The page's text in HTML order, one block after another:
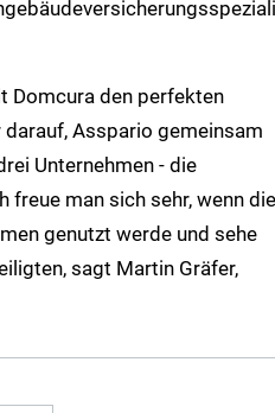
Domcura den perfekten
Asspario gemeinsam
Unternehmen - die
freue man sich sehr, wenn
genutzt werde und sehe
sagt Martin Gräfer,